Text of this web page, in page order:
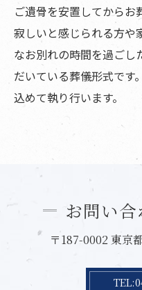
ご遺骨を安置してからお
寂しいと感じられる方や
なお別れの時間を過ごし
だいている葬儀形式です
込めて執り行います。
お問い
〒187-0002 東京